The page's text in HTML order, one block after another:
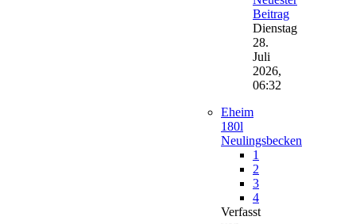
Beitrag
Dienstag
28.
Juli
2026,
06:32
Eheim
180l
Neulingsbecken
1
2
3
4
Verfasst